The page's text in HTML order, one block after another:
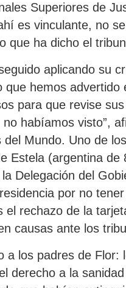
Superiores de
es vinculante, no
que ha dicho el
aplicando su
que hemos advertido
para que revise
habíamos visto”,
Mundo. Uno de
Estela (argentina de
Delegación del
por no
el rechazo de la
causas ante los
a los padres de Flor:
derecho a la